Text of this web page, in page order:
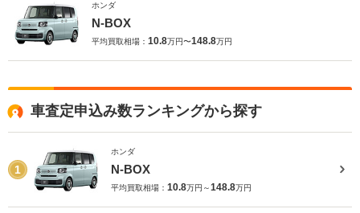
ホンダ
N-BOX
平均買取相場： 10.8万円〜148.8万円
車査定申込み数ランキングから探す
1
ホンダ
N-BOX
平均買取相場： 10.8万円～148.8万円